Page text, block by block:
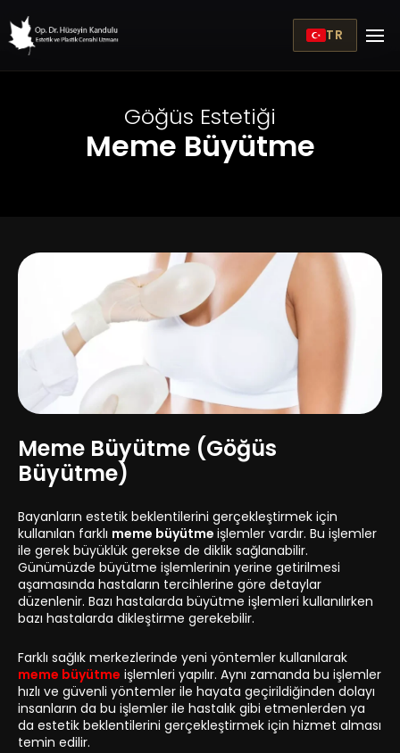
TR
Göğüs Estetiği
Meme Büyütme
Meme Büyütme (Göğüs
Büyütme)
Bayanların estetik beklentilerini gerçekleştirmek için
kullanılan farklı meme büyütme işlemler vardır. Bu işlemler
ile gerek büyüklük gerekse de diklik sağlanabilir.
Günümüzde büyütme işlemlerinin yerine getirilmesi
aşamasında hastaların tercihlerine göre detaylar
düzenlenir. Bazı hastalarda büyütme işlemleri kullanılırken
bazı hastalarda dikleştirme gerekebilir.
Farklı sağlık merkezlerinde yeni yöntemler kullanılarak
meme büyütme işlemleri yapılır. Aynı zamanda bu işlemler
hızlı ve güvenli yöntemler ile hayata geçirildiğinden dolayı
insanların da bu işlemler ile hastalık gibi etmenlerden ya
da estetik beklentilerini gerçekleştirmek için hizmet alması
temin edilir.